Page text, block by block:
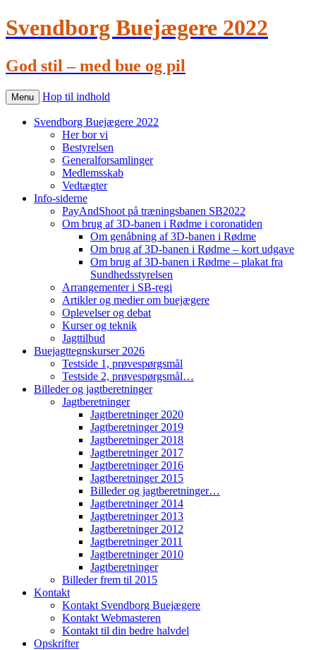
Svendborg Buejægere 2022
God stil – med bue og pil
Menu Hop til indhold
Svendborg Buejægere 2022
Her bor vi
Bestyrelsen
Generalforsamlinger
Medlemsskab
Vedtægter
Info-siderne
PayAndShoot på træningsbanen SB2022
Om brug af 3D-banen i Rødme i coronatiden
Om genåbning af 3D-banen i Rødme
Om brug af 3D-banen i Rødme – kort udgave
Om brug af 3D-banen i Rødme – plakat fra
Sundhedsstyrelsen
Arrangementer i SB-regi
Artikler og medier om buejægere
Oplevelser og debat
Kurser og teknik
Jagttilbud
Buejagttegnskurser 2026
Testside 1, prøvespørgsmål
Testside 2, prøvespørgsmål…
Billeder og jagtberetninger
Jagtberetninger
Jagtberetninger 2020
Jagtberetninger 2019
Jagtberetninger 2018
Jagtberetninger 2017
Jagtberetninger 2016
Jagtberetninger 2015
Billeder og jagtberetninger…
Jagtberetninger 2014
Jagtberetninger 2013
Jagtberetninger 2012
Jagtberetninger 2011
Jagtberetninger 2010
Jagtberetninger
Billeder frem til 2015
Kontakt
Kontakt Svendborg Buejægere
Kontakt Webmasteren
Kontakt til din bedre halvdel
Opskrifter